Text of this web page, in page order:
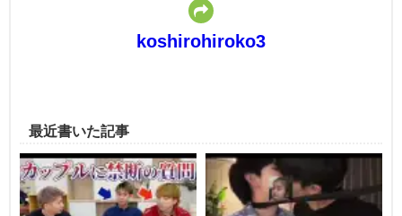
koshirohiroko3
最近書いた記事